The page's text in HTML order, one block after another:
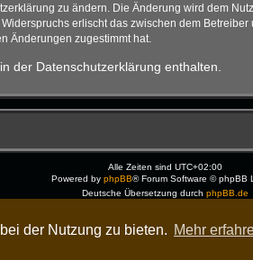
der Nutzung zu bieten. Mehr
zu ändern. Die Änderung wird dem
erlischt das zwischen dem
Änderungen zugestimmt hat.
der Datenschutzerklärung enthalten.
Alle Zeiten sindUTC+02:00
Powered by phpBB® Forum Software © phpBB
Deutsche Übersetzung durchphpBB.de